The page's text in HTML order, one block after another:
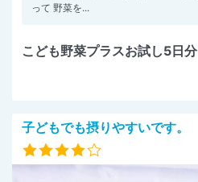
って 野菜を...
こども野菜プラスお試し5日分
子どもでも摂りやすいです。